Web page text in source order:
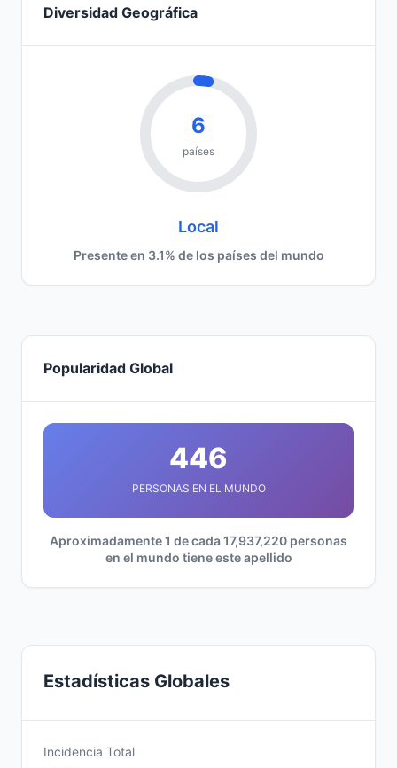
Diversidad Geográfica
6
países
Local
Presente en 3.1% de los países del mundo
Popularidad Global
446
PERSONAS EN EL MUNDO
Aproximadamente 1 de cada 17,937,220 personas
en el mundo tiene este apellido
Estadísticas Globales
Incidencia Total